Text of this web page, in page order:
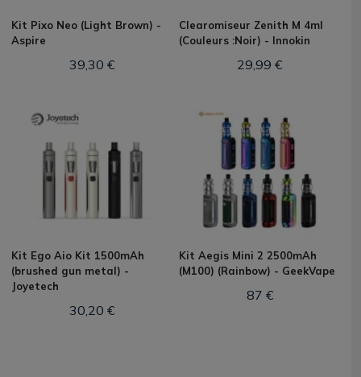
Kit Pixo Neo (Light Brown) -
Aspire
39,30 €
Clearomiseur Zenith M 4ml
(Couleurs :Noir) - Innokin
29,99 €
Kit Ego Aio Kit 1500mAh
(brushed gun metal) -
Joyetech
30,20 €
Kit Aegis Mini 2 2500mAh
(M100) (Rainbow) - GeekVape
87 €